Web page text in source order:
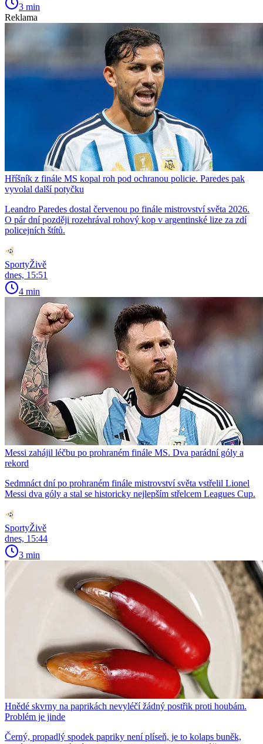
3 min
Reklama
Hříšník z finále MS kopal roh pod ochranou policie. Paredes pak
vyvolal další potyčku
Leandro Paredes dostal červenou po finále mistrovství světa 2026.
O pár dní později rozehrával rohový kop v argentinské lize za zdí
policejních štítů.
SportyŽivě
dnes, 15:51
4 min
Messi zahájil léčbu po prohraném finále MS. Dva parádní góly a
rekord
Sedmnáct dní po prohraném finále mistrovství světa vstřelil Lionel
Messi dva góly a stal se historicky nejlepším střelcem Leagues Cup.
SportyŽivě
dnes, 15:44
3 min
Hnědé skvrny na paprikách nevyléčí žádný postřik proti houbám.
Problém je jinde
Černý, propadlý spodek papriky není plíseň, je to kolaps buněk,